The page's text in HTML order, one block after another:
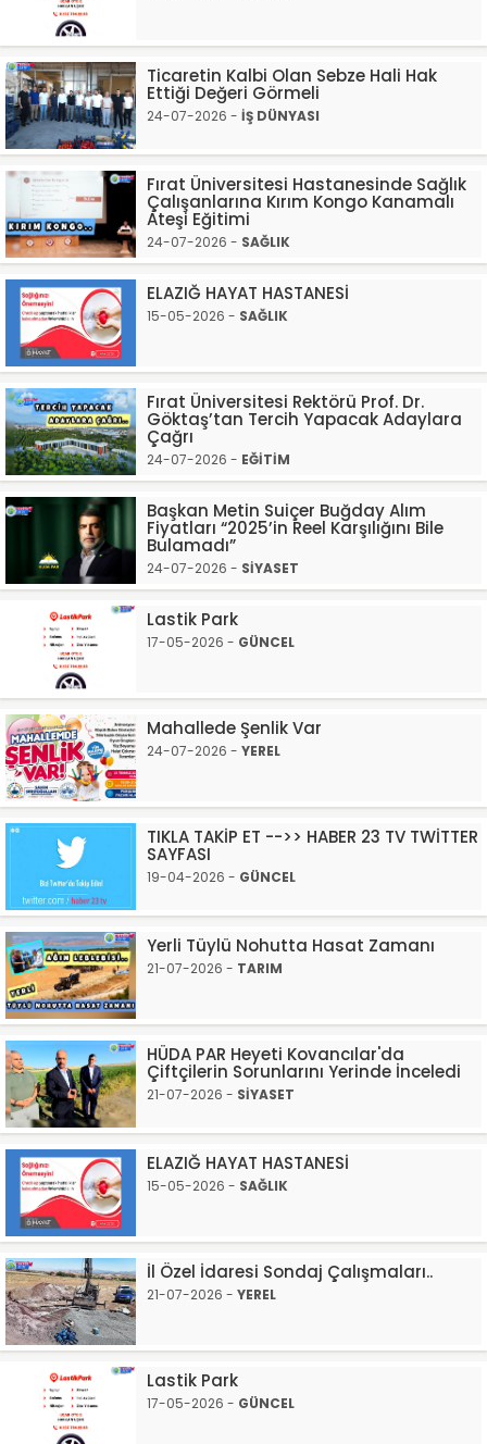
Ticaretin Kalbi Olan Sebze Hali Hak
Ettiği Değeri Görmeli
24-07-2026 - İŞ DÜNYASI
Fırat Üniversitesi Hastanesinde Sağlık
Çalışanlarına Kırım Kongo Kanamalı
Ateşi Eğitimi
24-07-2026 - SAĞLIK
ELAZIĞ HAYAT HASTANESİ
15-05-2026 - SAĞLIK
Fırat Üniversitesi Rektörü Prof. Dr.
Göktaş’tan Tercih Yapacak Adaylara
Çağrı
24-07-2026 - EĞİTİM
Başkan Metin Suiçer Buğday Alım
Fiyatları “2025’in Reel Karşılığını Bile
Bulamadı”
24-07-2026 - SİYASET
Lastik Park
17-05-2026 - GÜNCEL
Mahallede Şenlik Var
24-07-2026 - YEREL
TIKLA TAKİP ET -->> HABER 23 TV TWİTTER
SAYFASI
19-04-2026 - GÜNCEL
Yerli Tüylü Nohutta Hasat Zamanı
21-07-2026 - TARIM
HÜDA PAR Heyeti Kovancılar'da
Çiftçilerin Sorunlarını Yerinde İnceledi
21-07-2026 - SİYASET
ELAZIĞ HAYAT HASTANESİ
15-05-2026 - SAĞLIK
İl Özel İdaresi Sondaj Çalışmaları..
21-07-2026 - YEREL
Lastik Park
17-05-2026 - GÜNCEL